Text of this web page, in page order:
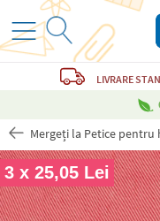
LIVRARE
Mergeți la Petice pentru
3 x 25,05 Lei